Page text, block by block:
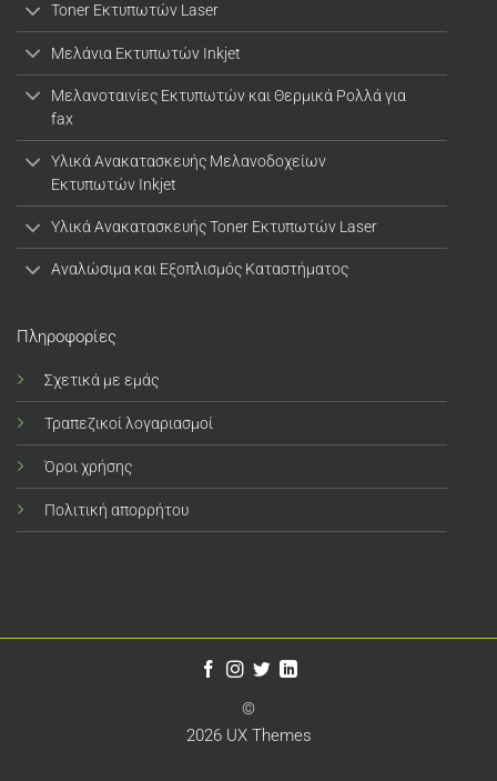
Toner Εκτυπωτών Laser
Μελάνια Εκτυπωτών Inkjet
Μελανοταινίες Εκτυπωτών και Θερμικά Ρολλά για
fax
Υλικά Ανακατασκευής Μελανοδοχείων
Εκτυπωτών Inkjet
Υλικά Ανακατασκευής Toner Εκτυπωτών Laser
Αναλώσιμα και Εξοπλισμός Καταστήματος
Πληροφορίες
Σχετικά με εμάς
Τραπεζικοί λογαριασμοί
Όροι χρήσης
Πολιτική απορρήτου
©
2026 UX Themes